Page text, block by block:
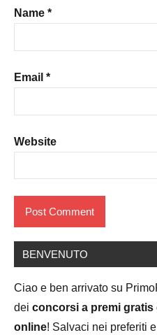
Name *
Email *
Website
BENVENUTO
Ciao e ben arrivato su
dei concorsi a premi gratis
online! Salvaci nei preferiti